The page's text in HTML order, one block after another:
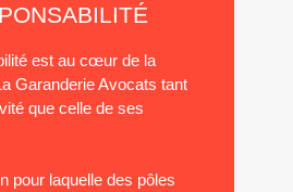
est au cœur de la
Garanderie Avocats tant
que celle de ses
pour laquelle des pôles